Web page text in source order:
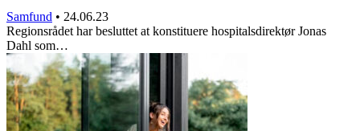
Samfund • 24.06.23
Regionsrådet har besluttet at konstituere hospitalsdirektør Jonas
Dahl som…